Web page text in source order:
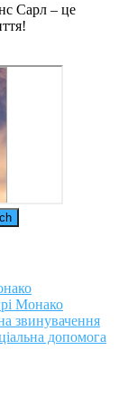
Сарл – це
Монако
звинувачення
допомога